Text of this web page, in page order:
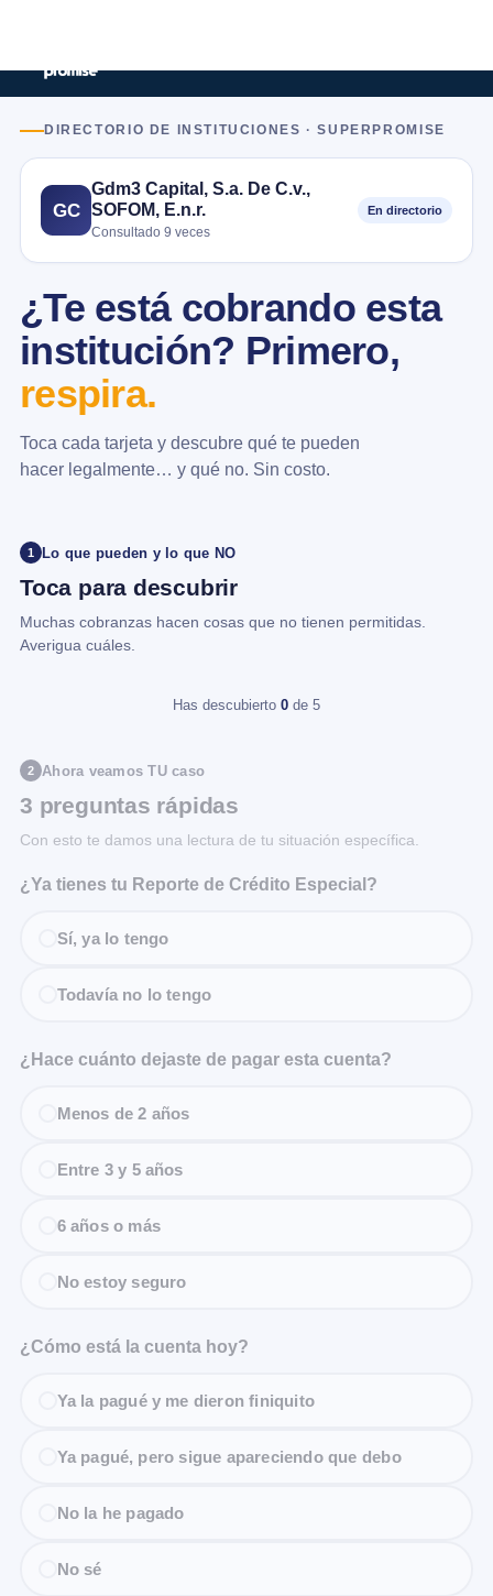
DIRECTORIO DE INSTITUCIONES · SUPERPROMISE
GC
Gdm3 Capital, S.a. De C.v.,
SOFOM, E.n.r.
Consultado 9 veces
En directorio
¿Te está cobrando esta
institución? Primero,
respira.
Toca cada tarjeta y descubre qué te pueden
hacer legalmente… y qué no. Sin costo.
1 Lo que pueden y lo que NO
Toca para descubrir
Muchas cobranzas hacen cosas que no tienen permitidas.
Averigua cuáles.
Has descubierto 0 de 5
2 Ahora veamos TU caso
3 preguntas rápidas
Con esto te damos una lectura de tu situación específica.
¿Ya tienes tu Reporte de Crédito Especial?
Sí, ya lo tengo
Todavía no lo tengo
¿Hace cuánto dejaste de pagar esta cuenta?
Menos de 2 años
Entre 3 y 5 años
6 años o más
No estoy seguro
¿Cómo está la cuenta hoy?
Ya la pagué y me dieron finiquito
Ya pagué, pero sigue apareciendo que debo
No la he pagado
No sé